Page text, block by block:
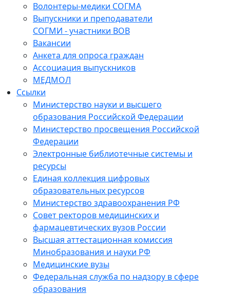
Волонтеры-медики СОГМА
Выпускники и преподаватели
СОГМИ - участники ВОВ
Вакансии
Анкета для опроса граждан
Ассоциация выпускников
МЕДМОЛ
Ссылки
Министерство науки и высшего
образования Российской Федерации
Министерство просвещения Российской
Федерации
Электронные библиотечные системы и
ресурсы
Единая коллекция цифровых
образовательных ресурсов
Министерство здравоохранения РФ
Совет ректоров медицинских и
фармацевтических вузов России
Высшая аттестационная комиссия
Минобразования и науки РФ
Медицинские вузы
Федеральная служба по надзору в сфере
образования